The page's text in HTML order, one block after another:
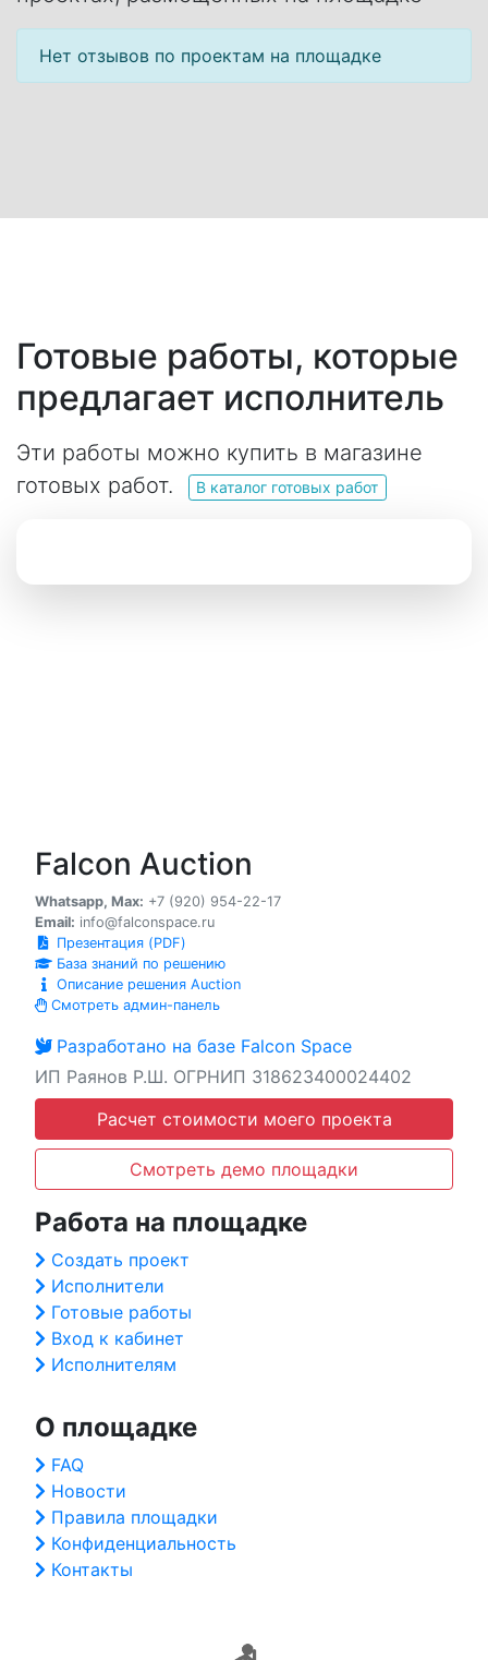
Нет отзывов по проектам на площадке
Готовые работы, которые
предлагает исполнитель
Эти работы можно купить в магазине
готовых работ.
В каталог готовых работ
Falcon Auction
Whatsapp, Max: +7 (920) 954-22-17
Email: info@falconspace.ru
Презентация (PDF)
База знаний по решению
Описание решения Auction
Смотреть админ-панель
Разработано на базе Falcon Space
ИП Раянов Р.Ш. ОГРНИП 318623400024402
Расчет стоимости моего проекта
Смотреть демо площадки
Работа на площадке
Создать проект
Исполнители
Готовые работы
Вход к кабинет
Исполнителям
О площадке
FAQ
Новости
Правила площадки
Конфиденциальность
Контакты